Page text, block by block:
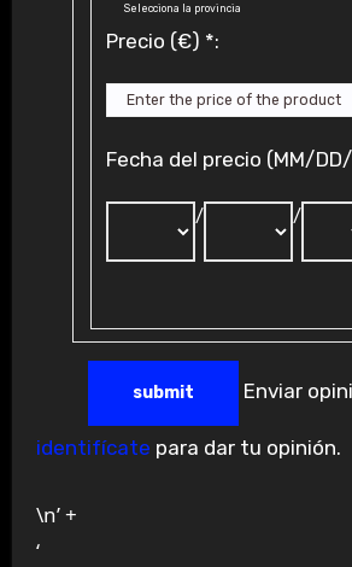
Selecciona la provincia
Precio (€) *:
Fecha del precio (MM/
/ /
Enviar
identifícate para dar tu opinión.
\n’ +
‘